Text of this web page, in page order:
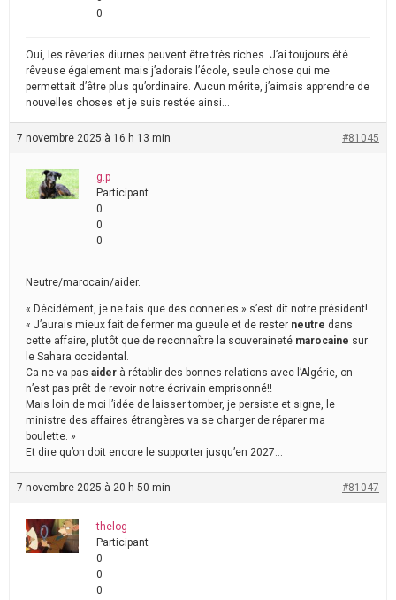
0
Oui, les rêveries diurnes peuvent être très riches. J’ai toujours été
rêveuse également mais j’adorais l’école, seule chose qui me
permettait d’être plus qu’ordinaire. Aucun mérite, j’aimais apprendre de
nouvelles choses et je suis restée ainsi…
7 novembre 2025 à 16 h 13 min #81045
g.p
Participant
0
0
0
Neutre/marocain/aider.
« Décidément, je ne fais que des conneries » s’est dit notre président!
« J’aurais mieux fait de fermer ma gueule et de rester neutre dans
cette affaire, plutôt que de reconnaître la souveraineté marocaine sur
le Sahara occidental.
Ca ne va pas aider à rétablir des bonnes relations avec l’Algérie, on
n’est pas prêt de revoir notre écrivain emprisonné!!
Mais loin de moi l’idée de laisser tomber, je persiste et signe, le
ministre des affaires étrangères va se charger de réparer ma
boulette. »
Et dire qu’on doit encore le supporter jusqu’en 2027…
7 novembre 2025 à 20 h 50 min #81047
thelog
Participant
0
0
0